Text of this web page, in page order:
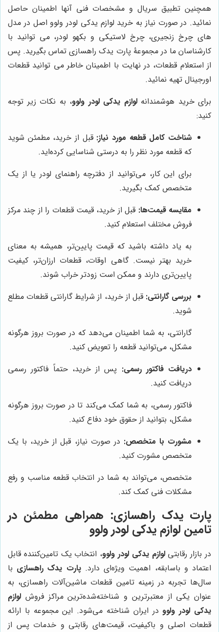
همچنین تطبیق سریال و مشخصات فنی آنها اطمینان حاصل
نمائید. در صورت نیاز به خرید لوازم یدکی لودر ولوو اصل در مدل
های چرخ زنجیری، چرخ لاستیکی و بکهو لودر، می توانید با
کارشناسان ما در مجموعۀ پارت یدک راهسازی تماس بگیرید. پس
از استعلام قطعات، در نهایت با اطمینان خاطر می توانید قطعات
اورجینال تهیه نمائید.
برای خرید هوشمندانهلوازم یدکی لودر ولوو، به نکات زیر توجه
کنید:
شناخت کامل قطعه مورد نیاز: قبل از خرید، مطمئن شوید
که قطعه مورد نظر را به درستی شناسایی کرده‌اید.
برای این کار، می‌توانید از دفترچه راهنمای لودر یا از یک
متخصص کمک بگیرید.
مقایسه قیمت‌ها: قبل از خرید، قیمت قطعات را از چند مرکز
فروش مختلف استعلام کنید.
به یاد داشته باشید که قیمت پایین‌تر، همیشه به معنای
خرید بهتر نیست. گاهی اوقات، قطعات ارزان‌تر، کیفیت
پایین‌تری دارند و ممکن است زودتر خراب شوند.
بررسی گارانتی: قبل از خرید، از شرایط گارانتی قطعات مطلع
شوید.
گارانتی، به شما اطمینان می‌دهد که در صورت بروز هرگونه
مشکل، می‌توانید قطعه را تعویض کنید.
دریافت فاکتور رسمی: پس از خرید، حتماً فاکتور رسمی
دریافت کنید.
فاکتور رسمی، به شما کمک می‌کند تا در صورت بروز هرگونه
مشکل، بتوانید از حقوق خود دفاع کنید.
مشورت با متخصص: در صورت نیاز، قبل از خرید، با یک
متخصص مشورت کنید.
متخصص، می‌تواند به شما در انتخاب قطعه مناسب و رفع
مشکلات فنی کمک کند.
پارت یدک راهسازی: همراهی مطمئن در
تامین لوازم یدکی لودر ولوو
در بازار رقابتیلوازم یدکی لودر ولوو، انتخاب یک تامین‌کننده قابل
اعتماد و باسابقه، اهمیت ویژه‌ای دارد.پارت یدک راهسازی با
سال‌ها تجربه در زمینه تامین قطعات ماشین‌آلات راهسازی، به
عنوان یکی از معتبرترین و شناخته‌شده‌ترین مراکز فروش لوازم
یدکی لودر ولوودر ایران شناخته می‌شود. این مجموعه با ارائه
قطعات اصلی و باکیفیت، قیمت‌های رقابتی و خدمات پس از